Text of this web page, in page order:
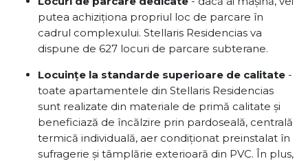
putea achiziționa propriul loc de parcare în
cadrul complexului. Stellaris Residencias va
dispune de 627 locuri de parcare subterane.
Locuințe la standarde superioare de calitate -
toate apartamentele din Stellaris Residencias
sunt realizate din materiale de primă calitate și
beneficiază de încălzire prin pardoseală, centrală
termică individuală, aer condiționat preinstalat în
sufragerie și tâmplărie exterioară din PVC. În plus,